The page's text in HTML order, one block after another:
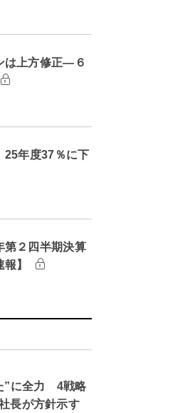
は上方修正―６
25年度37％に下
第２四半期決算
報】
”に全力 4戦略
長が方針示す